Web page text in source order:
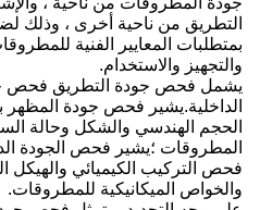
التطريق من ناحية أخرى ، وذلك
بمتطلبات المعايير الفنية
والتجهيز والاستخدام.
يشمل فحص جودة التطريق فحص
الداخلية.يشير فحص جودة
الحجم الهندسي والشكل وحالة
المطروقات ؛يشير فحص الجودة
فحص التركيب الكيميائي والهيكل
والخواص الميكانيكية للمطروقات.